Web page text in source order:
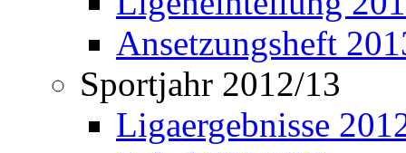
Ansetzungsheft
Sportjahr 2012/13
Ligaergebnisse